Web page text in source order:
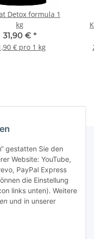
gestatten Sie den
Website: YouTube,
PayPal Express
die Einstellung
links unten). Weitere
und in unserer
Detox formula 1
kg
31,90 € *
€ pro 1 kg